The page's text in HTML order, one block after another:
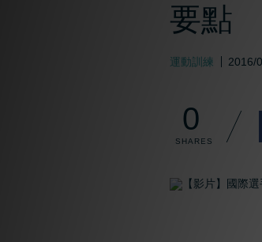
要點
運動訓練 2016/
0